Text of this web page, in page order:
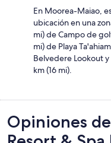
En Moorea-Maiao,
ubicación en una
mi) de Campo de
mi) de Playa
Belvedere Lookout
km (16 mi).
Opiniones
Opiniones